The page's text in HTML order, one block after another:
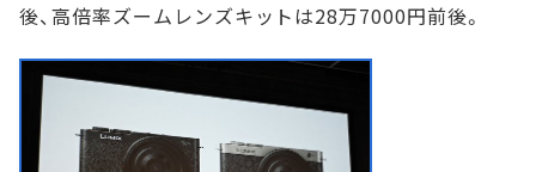
後、高倍率ズームレンズキットは28万7000円前後。